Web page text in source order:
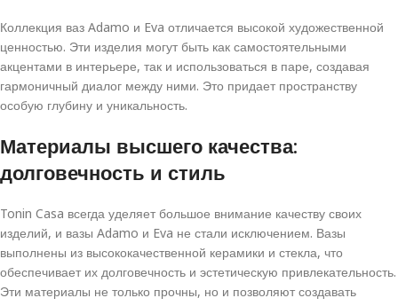
Коллекция ваз Adamo и Eva отличается высокой художественной
ценностью. Эти изделия могут быть как самостоятельными
акцентами в интерьере, так и использоваться в паре, создавая
гармоничный диалог между ними. Это придает пространству
особую глубину и уникальность.
Материалы высшего качества:
долговечность и стиль
Tonin Casa всегда уделяет большое внимание качеству своих
изделий, и вазы Adamo и Eva не стали исключением. Вазы
выполнены из высококачественной керамики и стекла, что
обеспечивает их долговечность и эстетическую привлекательность.
Эти материалы не только прочны, но и позволяют создавать